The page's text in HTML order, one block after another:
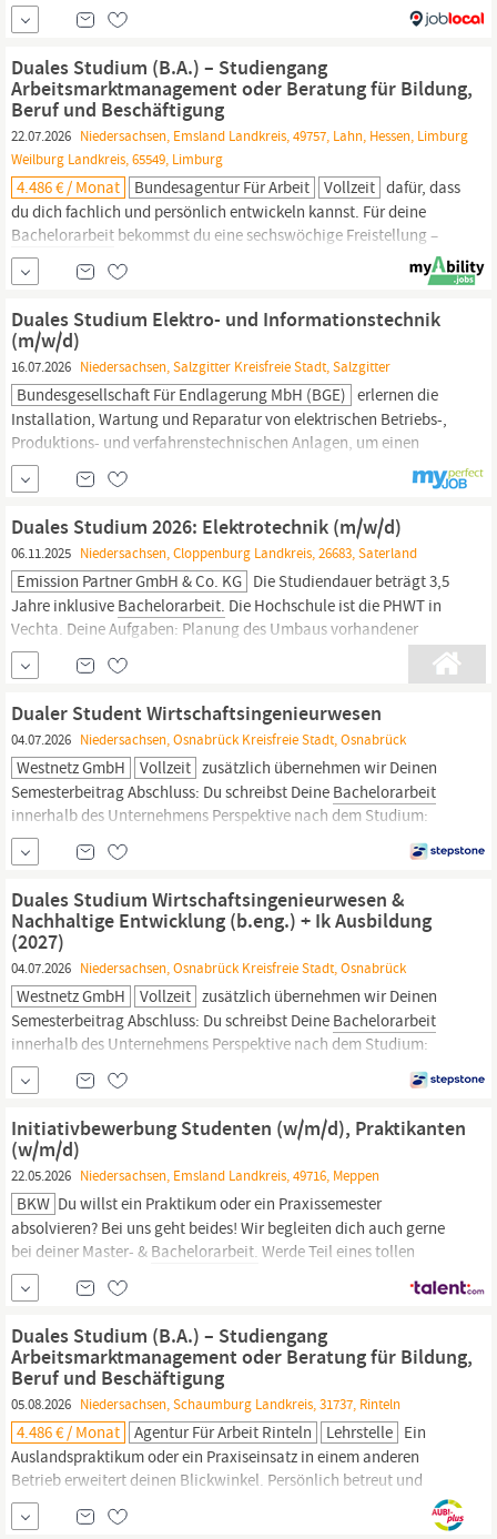
beträgt weitere knapp drei Jahre. Während der Ausbildung
schreiben Sie Ihre
Nach insgesamt rund 4,5
abgeschlossen und parallel einen Bachelor-Abschluss...
Duales Studium (B.A.) – Studiengang
Arbeitsmarktmanagement oder Beratung für Bildung,
Beruf und Beschäftigung
22.07.2026 Niedersachsen, Emsland Landkreis, 49757, Lahn, Hessen, Limburg
Weilburg Landkreis, 65549, Limburg
4.486 € / Monat Bundesagentur Für Arbeit Vollzeit dafür, dass
du dich fachlich und persönlich entwickeln kannst. Für deine
Bachelorarbeit bekommst du eine sechswöchige Freistellung –
damit du dich voll auf deinen Abschluss konzentrieren kannst.
Voraussetzungen Dein Startpunkt: Du hast die Allgemeine
alternativ die Fachhochschulreife ...
Duales Studium Elektro- und Informationstechnik
(m/w/d)
16.07.2026 Niedersachsen, Salzgitter Kreisfreie Stadt, Salzgitter
Bundesgesellschaft Für Endlagerung MbH (BGE) erlernen die
Installation, Wartung und Reparatur von elektrischen Betriebs-,
Produktions- und verfahrenstechnischen Anlagen, um einen
reibungslosen Produktionsablauf sicherzustellen. Weiter bieten
wir die Möglichkeit, Ihre Studien- und
bei uns im
Betrieb anzufertigen. Die Themenauswahl erfolgt in Abstimmung
mit Ihnen.
Duales Studium 2026: Elektrotechnik (m/w/d)
06.11.2025 Niedersachsen, Cloppenburg Landkreis, 26683, Saterland
Emission Partner GmbH & Co. KG Die Studiendauer beträgt 3,5
Jahre inklusive Bachelorarbeit. Die Hochschule ist die PHWT in
Vechta. Deine Aufgaben: Planung des Umbaus vorhandener
elektrischer Anlagen und Neubau elektrischer Anlagen
Programmierung von Anlagesteuerungen und Erstellen von
Dualer Student Wirtschaftsingenieurwesen
04.07.2026 Niedersachsen, Osnabrück Kreisfreie Stadt, Osnabrück
Westnetz GmbH Vollzeit zusätzlich übernehmen wir Deinen
Semesterbeitrag Abschluss: Du schreibst Deine Bachelorarbeit
innerhalb des Unternehmens Perspektive nach dem Studium:
Nach erfolgreichem Abschluss Deines dualen Studiums wirst Du
von uns befristet übernommen. Weitere Vorteile: wie z.B. 30
BWL;Planung;Nachhaltigkeit...
Duales Studium Wirtschaftsingenieurwesen &
Nachhaltige Entwicklung (b.eng.) + Ik Ausbildung
(2027)
04.07.2026 Niedersachsen, Osnabrück Kreisfreie Stadt, Osnabrück
Westnetz GmbH Vollzeit zusätzlich übernehmen wir Deinen
Semesterbeitrag Abschluss: Du schreibst Deine Bachelorarbeit
innerhalb des Unternehmens Perspektive nach dem Studium:
Nach erfolgreichem Abschluss Deines dualen Studiums wirst Du
von uns befristet übernommen. Weitere Vorteile: wie z.B. 30
Urlaubstage, iPhone und vergünstigtes Mittagessen
BWL;Planung;Nachhaltigkeit...
Initiativbewerbung Studenten (w/m/d), Praktikanten
(w/m/d)
22.05.2026 Niedersachsen, Emsland Landkreis, 49716, Meppen
BKW Du willst ein Praktikum oder ein Praxissemester
absolvieren? Bei uns geht beides! Wir begleiten dich auch gerne
bei deiner Master- & Bachelorarbeit. Werde Teil eines tollen
Teams und sammle deine erste Praxiserfahrung. Dein
Wirkungsfeld Mitarbeit in spannenden realen Projekten im
Duales Studium (B.A.) – Studiengang
Arbeitsmarktmanagement oder Beratung für Bildung,
Beruf und Beschäftigung
05.08.2026 Niedersachsen, Schaumburg Landkreis, 31737, Rinteln
4.486 € / Monat Agentur Für Arbeit Rinteln Lehrstelle Ein
Auslandspraktikum oder ein Praxiseinsatz in einem anderen
Betrieb erweitert deinen Blickwinkel. Persönlich betreut und
unterstützt: Kleine Studiengruppen, intensive Betreuung und
erfahrene Ansprechpersonen sorgen dafür, dass du dich fachlich